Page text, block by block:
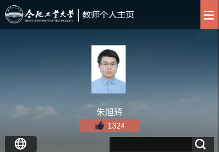
朱旭辉
1324